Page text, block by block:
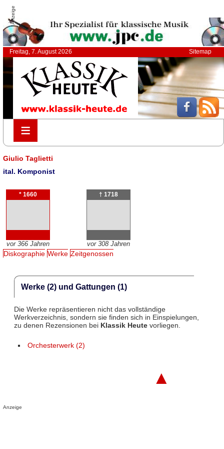
Anzeige
Freitag, 7. August 2026 Sitemap
≡
≡
Giulio Taglietti
ital. Komponist
* 1660
vor 366 Jahren
† 1718
vor 308 Jahren
Diskographie Werke Zeitgenossen
Werke (2) und Gattungen (1)
Die Werke repräsentieren nicht das vollständige
Werkverzeichnis, sondern sie finden sich in Einspielungen,
zu denen Rezensionen bei Klassik Heutevorliegen.
Orchesterwerk (2)
▲
Anzeige